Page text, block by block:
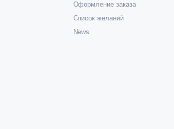
Оформление заказа
Список желаний
News